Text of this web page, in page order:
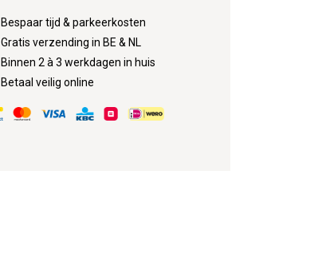
Bespaar tijd & parkeerkosten
Gratis verzending in BE & NL
Binnen 2 à 3 werkdagen in huis
Betaal veilig online